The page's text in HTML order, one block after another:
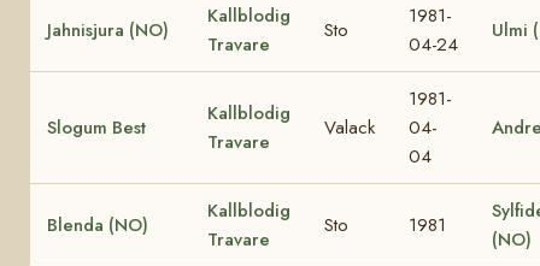
Jahnisjura (NO)
Kallblodig
Travare
Sto
1981-
04-24
Ulmi
Slogum Best
Kallblodig
Travare
Valack
1981-
04-
04
Blenda (NO)
Kallblodig
Travare
Sto 1981
(NO)